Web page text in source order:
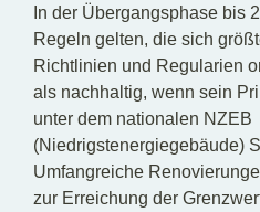
In der Übergangsphase bis
Regeln gelten, die sich
Richtlinien und Regularien
als nachhaltig, wenn sein
unter dem nationalen NZEB
(Niedrigstenergiegebäude)
Umfangreiche
zur Erreichung der